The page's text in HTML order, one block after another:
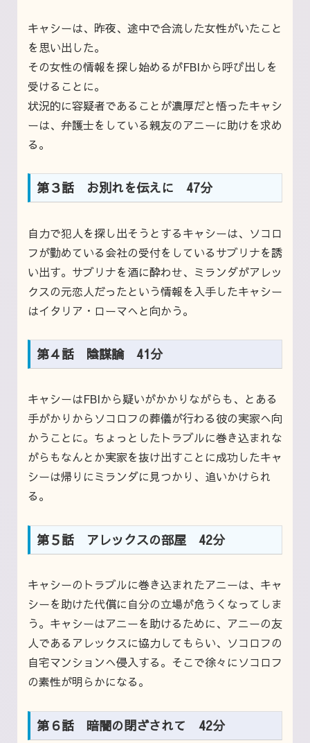
キャシーは、昨夜、途中で合流した女性がいたこと
を思い出した。
その女性の情報を探し始めるがFBIから呼び出しを
受けることに。
状況的に容疑者であることが濃厚だと悟ったキャシ
ーは、弁護士をしている親友のアニーに助けを求め
る。
第３話 お別れを伝えに 47分
自力で犯人を探し出そうとするキャシーは、ソコロ
フが勤めている会社の受付をしているサブリナを誘
い出す。サブリナを酒に酔わせ、ミランダがアレッ
クスの元恋人だったという情報を入手したキャシー
はイタリア・ローマへと向かう。
第４話 陰謀論 41分
キャシーはFBIから疑いがかかりながらも、とある
手がかりからソコロフの葬儀が行わる彼の実家へ向
かうことに。ちょっとしたトラブルに巻き込まれな
がらもなんとか実家を抜け出すことに成功したキャ
シーは帰りにミランダに見つかり、追いかけられ
る。
第５話 アレックスの部屋 42分
キャシーのトラブルに巻き込まれたアニーは、キャ
シーを助けた代償に自分の立場が危うくなってしま
う。キャシーはアニーを助けるために、アニーの友
人であるアレックスに協力してもらい、ソコロフの
自宅マンションへ侵入する。そこで徐々にソコロフ
の素性が明らかになる。
第６話 暗闇の閉ざされて 42分